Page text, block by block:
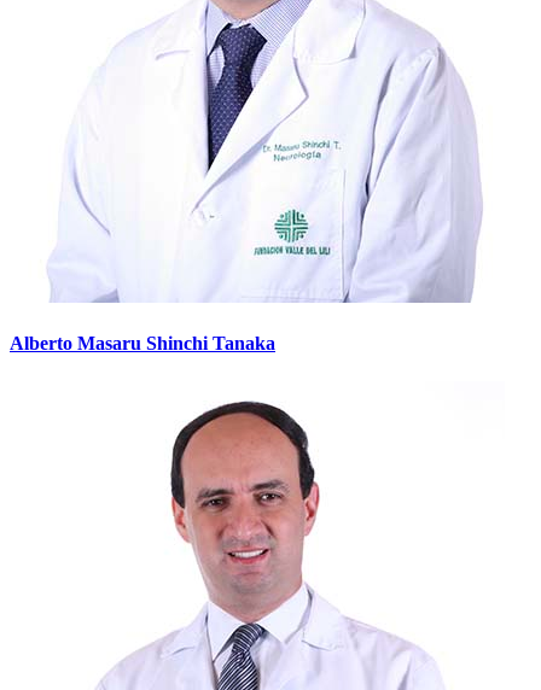
Alberto Masaru Shinchi Tanaka